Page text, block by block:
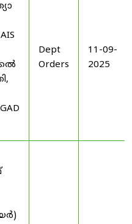
Dept
Orders
11-09-
2025